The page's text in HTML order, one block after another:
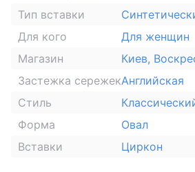
Тип вставки
Для кого
Для женщин
Магазин
Киев,
Застежка сережекАнглийская
Стиль
Форма
Овал
Вставки
Циркон